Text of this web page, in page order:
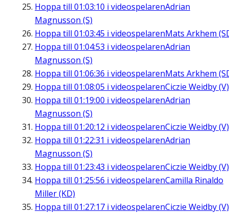
Hoppa till 01:03:10 i videospelarenAdrian
Magnusson (S)
Hoppa till 01:03:45 i videospelarenMats Arkhem
Hoppa till 01:04:53 i videospelarenAdrian
Magnusson (S)
Hoppa till 01:06:36 i videospelarenMats Arkhem
Hoppa till 01:08:05 i videospelarenCiczie Weidby (V)
Hoppa till 01:19:00 i videospelarenAdrian
Magnusson (S)
Hoppa till 01:20:12 i videospelarenCiczie Weidby (V)
Hoppa till 01:22:31 i videospelarenAdrian
Magnusson (S)
Hoppa till 01:23:43 i videospelarenCiczie Weidby (V)
Hoppa till 01:25:56 i videospelarenCamilla Rinaldo
Miller (KD)
Hoppa till 01:27:17 i videospelarenCiczie Weidby (V)